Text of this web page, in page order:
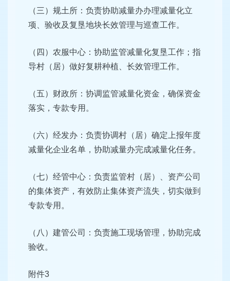
（三）规土所：负责协助减量办办理减量化立
项、验收及复垦地块长效管理与巡查工作。
（四）农服中心：协助监管减量化复垦工作；指
导村（居）做好复耕种植、长效管理工作。
（五）财政所：协调监管减量化资金，确保资金
落实，专款专用。
（六）经发办：负责协调村（居）确定上报年度
减量化企业名单，协助减量办完成减量化任务。
（七）经管中心：负责监管村（居）、资产公司
的集体资产，有效防止集体资产流失，切实做到
专款专用。
（八）建管公司：负责施工现场管理，协助完成
验收。
附件3